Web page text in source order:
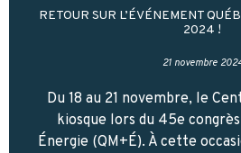
RETOUR SUR L’ÉVÉNEMENT
2024 !
21 novembre
Du 18 au 21 novembre, le
kiosque lors du 45e
Énergie (QM+É). À cette